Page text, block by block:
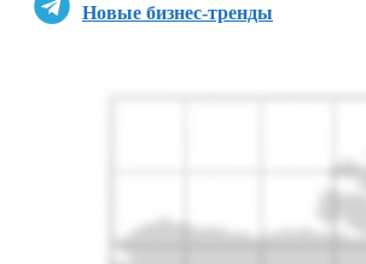
Новые бизнес-тренды